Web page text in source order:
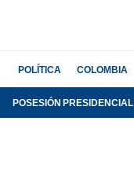
POLÍTICA COLOMBIA
POSESIÓN PRESIDENCIAL